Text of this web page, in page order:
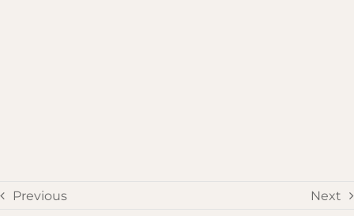
Previous Next